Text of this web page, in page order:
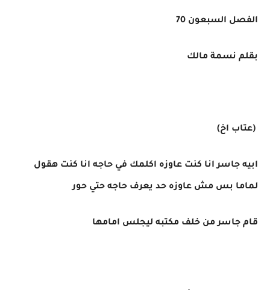
الفصل السبعون 70
بقلم نسمة مالك
(عتاب اخ)
ابيه جاسر انا كنت عاوزه اكلمك في حاجه انا كنت هقول
لماما بس مش عاوزه حد يعرف حاجه حتي حور
قام جاسر من خلف مكتبه ليجلس امامها